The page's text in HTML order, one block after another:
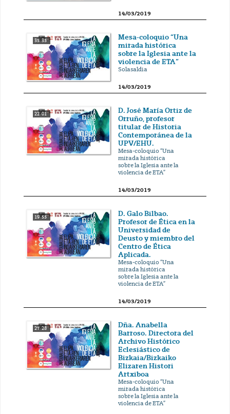
14/03/2019
35' 35''
Mesa-coloquio “Una
mirada histórica
sobre la Iglesia ante la
violencia de ETA”
Solasaldia
14/03/2019
22' 01''
D. José María Ortiz de
Orruño, profesor
titular de Historia
Contemporánea de la
UPV/EHU.
Mesa-coloquio “Una
mirada histórica
sobre la Iglesia ante la
violencia de ETA”
14/03/2019
19' 55''
D. Galo Bilbao.
Profesor de Ética en la
Universidad de
Deusto y miembro del
Centro de Ética
Aplicada.
Mesa-coloquio “Una
mirada histórica
sobre la Iglesia ante la
violencia de ETA”
14/03/2019
27' 28''
Dña. Anabella
Barroso. Directora del
Archivo Histórico
Eclesiástico de
Bizkaia/Bizkaiko
Elizaren Histori
Artxiboa
Mesa-coloquio “Una
mirada histórica
sobre la Iglesia ante la
violencia de ETA”